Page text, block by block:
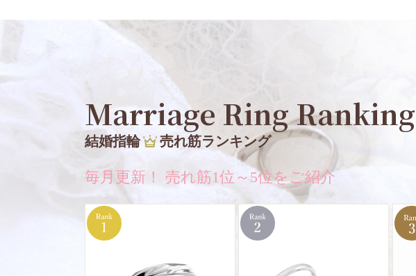
Marriage Ring Ranking
結婚指輪 売れ筋ランキング
毎月更新！ 売れ筋1位～5位をご紹介